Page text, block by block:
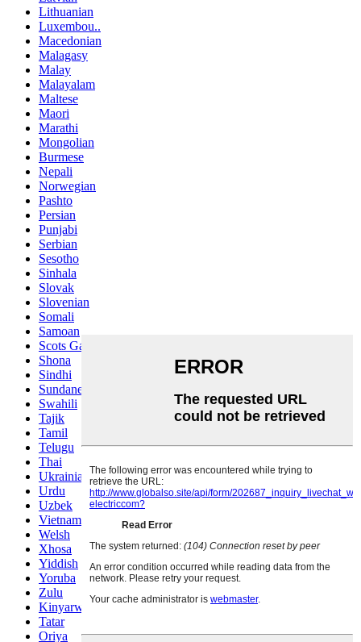
Lithuanian
Luxembou..
Macedonian
Malagasy
Malay
Malayalam
Maltese
Maori
Marathi
Mongolian
Burmese
Nepali
Norwegian
Pashto
Persian
Punjabi
Serbian
Sesotho
Sinhala
Slovak
Slovenian
Somali
Samoan
Scots Gaelic
Shona
Sindhi
Sundanese
Swahili
Tajik
Tamil
Telugu
Thai
Ukrainian
Urdu
Uzbek
Vietnamese
Welsh
Xhosa
Yiddish
Yoruba
Zulu
Kinyarwanda
Tatar
Oriya